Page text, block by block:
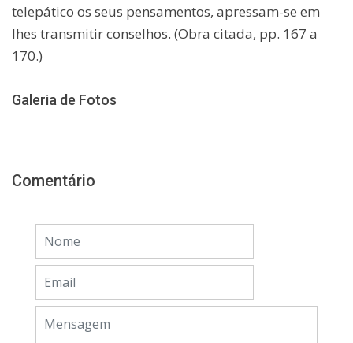
telepático os seus pensamentos, apressam-se em
lhes transmitir conselhos. (Obra citada, pp. 167 a
170.)
Galeria de Fotos
Comentário